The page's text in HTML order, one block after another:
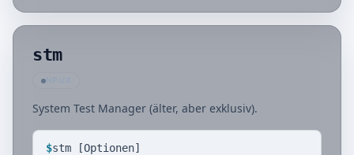
stm
System Test Manager (älter, aber exklusiv).
$stm [Optionen]